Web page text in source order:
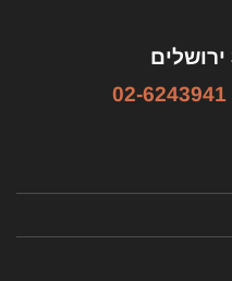
02-6243941